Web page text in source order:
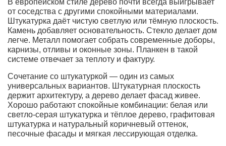
В европейском стиле дерево почти всегда выигрывает
от соседства с другими спокойными материалами.
Штукатурка даёт чистую светлую или тёмную плоскость.
Камень добавляет основательность. Стекло делает дом
легче. Металл помогает собрать современные доборы,
карнизы, отливы и оконные зоны. Планкен в такой
системе отвечает за теплоту и фактуру.
Сочетание со штукатуркой — один из самых
универсальных вариантов. Штукатурная плоскость
держит архитектуру, а дерево делает фасад живее.
Хорошо работают спокойные комбинации: белая или
светло-серая штукатурка и тёплое дерево, графитовая
штукатурка и натуральный коричневый оттенок,
песочные фасады и мягкая лессирующая отделка.